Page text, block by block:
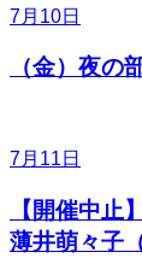
7月10日
（金）夜の
7月11日
【開催中止
薄井萌々子